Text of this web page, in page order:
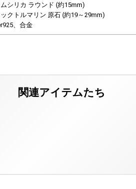
シリカ ラウンド (約15mm)
クトルマリン 原石 (約19～29mm)
、合金